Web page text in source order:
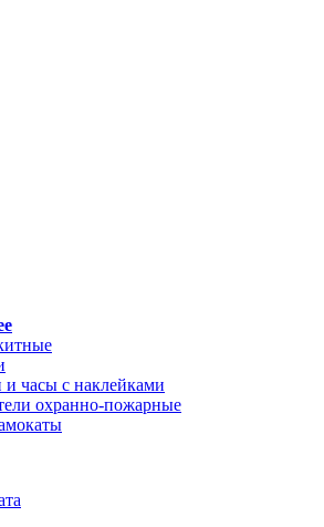
часы с наклейками
охранно-пожарные